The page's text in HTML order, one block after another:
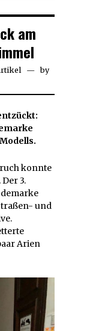
am
by
konnte
3.
und
Arien